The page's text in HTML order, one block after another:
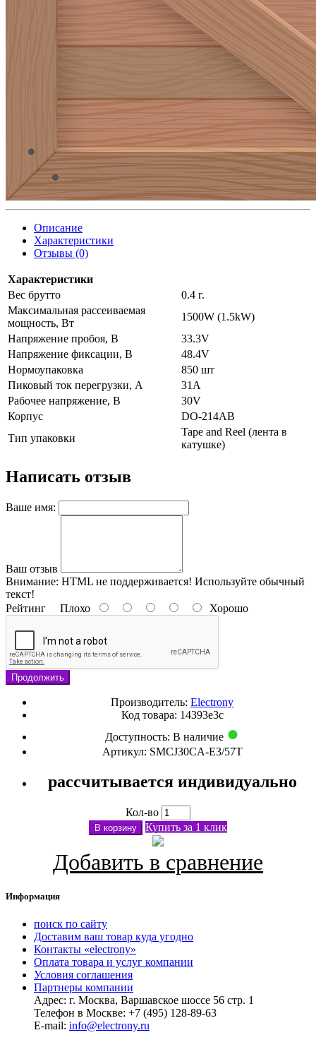
Описание
Характеристики
Отзывы (0)
Характеристики
Вес брутто
0.4 г.
Максимальная рассеиваемая
мощность, Вт
1500W (1.5kW)
Напряжение пробоя, В
33.3V
Напряжение фиксации, В
48.4V
Нормоупаковка
850 шт
Пиковый ток перегрузки, А
31A
Рабочее напряжение, В
30V
Корпус
DO-214AB
Тип упаковки
Tape and Reel (лента в
катушке)
Написать отзыв
Ваше имя:
Ваш отзыв
Внимание: HTML не поддерживается! Используйте обычный
текст!
Рейтинг Плохо Хорошо
Продолжить
Производитель: Electrony
Код товара: 14393e3c
Доступность: В наличие
Артикул: SMCJ30CA-E3/57T
рассчитывается индивидуально
Кол-во
В корзину Купить за 1 клик
Добавить в сравнение
Информация
поиск по сайту
Доставим ваш товар куда угодно
Контакты «electrony»
Оплата товара и услуг компании
Условия соглашения
Партнеры компании
Адрес: г. Москва, Варшавское шоссе 56 стр. 1
Телефон в Москве: +7 (495) 128-89-63
E-mail: info@electrony.ru